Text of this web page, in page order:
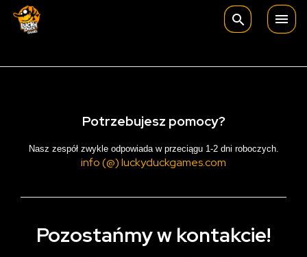
search 
Potrzebujesz pomocy?
Nasz zespół zwykle odpowiada w przeciągu 1-2 dni roboczych.
info (@) luckyduckgames.com
Pozostańmy w kontakcie!